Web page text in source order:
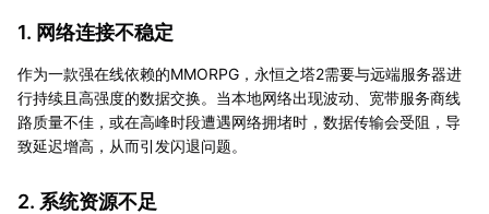
1. 网络连接不稳定
作为一款强在线依赖的MMORPG，永恒之塔2需要与远端服务器进
行持续且高强度的数据交换。当本地网络出现波动、宽带服务商线
路质量不佳，或在高峰时段遭遇网络拥堵时，数据传输会受阻，导
致延迟增高，从而引发闪退问题。
2. 系统资源不足